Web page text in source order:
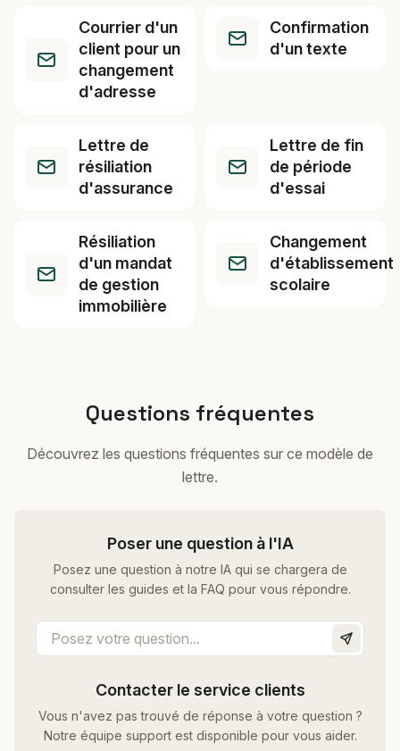
Courrier d'un
client pour un
changement
d'adresse
Confirmation
d'un texte
Lettre de
résiliation
d'assurance
Lettre de fin
de période
d'essai
Résiliation
d'un mandat
de gestion
immobilière
Changement
d'établissement
scolaire
Questions fréquentes
Découvrez les questions fréquentes sur ce modèle de
lettre.
Poser une question à l'IA
Posez une question à notre IA qui se chargera de
consulter les guides et la FAQ pour vous répondre.
Contacter le service clients
Vous n'avez pas trouvé de réponse à votre question ?
Notre équipe support est disponible pour vous aider.